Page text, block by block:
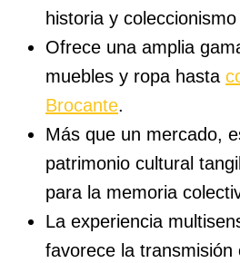
historia y
Ofrece una amplia
muebles y ropa hasta
Brocante.
Más que un mercado,
patrimonio cultural
para la memoria
La experiencia
favorece la transmisión